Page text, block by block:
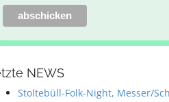
NEWS
Stoltebüll-Folk-Night, Messer/